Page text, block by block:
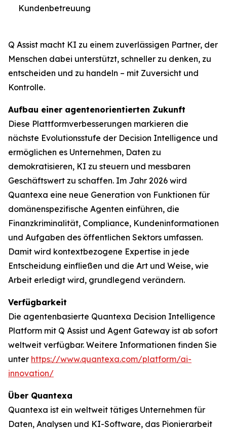
Kundenbetreuung
Q Assist macht KI zu einem zuverlässigen Partner, der
Menschen dabei unterstützt, schneller zu denken, zu
entscheiden und zu handeln – mit Zuversicht und
Kontrolle.
Aufbau einer agentenorientierten Zukunft
Diese Plattformverbesserungen markieren die
nächste Evolutionsstufe der Decision Intelligence und
ermöglichen es Unternehmen, Daten zu
demokratisieren, KI zu steuern und messbaren
Geschäftswert zu schaffen. Im Jahr 2026 wird
Quantexa eine neue Generation von Funktionen für
domänenspezifische Agenten einführen, die
Finanzkriminalität, Compliance, Kundeninformationen
und Aufgaben des öffentlichen Sektors umfassen.
Damit wird kontextbezogene Expertise in jede
Entscheidung einfließen und die Art und Weise, wie
Arbeit erledigt wird, grundlegend verändern.
Verfügbarkeit
Die agentenbasierte Quantexa Decision Intelligence
Platform mit Q Assist und Agent Gateway ist ab sofort
weltweit verfügbar. Weitere Informationen finden Sie
unter https://www.quantexa.com/platform/ai-
innovation/
Über Quantexa
Quantexa ist ein weltweit tätiges Unternehmen für
Daten, Analysen und KI-Software, das Pionierarbeit